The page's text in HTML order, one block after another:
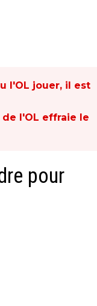
l'OL jouer, il est
l'OL effraie le
pour